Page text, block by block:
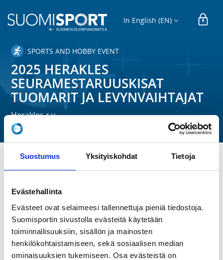
Suostumus Yksityiskohdat Tietoja
Evästehallinta
Evästeet ovat selaimeesi tallennettuja pieniä tiedostoja.
Suomisportin sivustolla evästeitä käytetään
toiminnallisuuksiin, sisällön ja mainosten
henkilökohtaistamiseen, sekä sosiaalisen median
ominaisuuksien tukemiseen. Osa evästeistä on
In English (EN)
SPORTS AND HOBBY EVENT
2025 HERAKLES
SEURAMESTARUUSKISAT
TUOMARIT JA LEVYNVAIHTAJAT
Herakles r.y.
TIME
LOCATION
Ruskeasuon Urheiluhalli
Ratsastie 10, 00280 Helsinki, Suomi
View map